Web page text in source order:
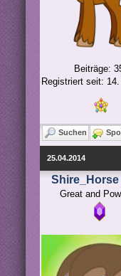
Beiträge:
Registriert seit:
Suchen
25.04.2014
Shire_Horse
Great and